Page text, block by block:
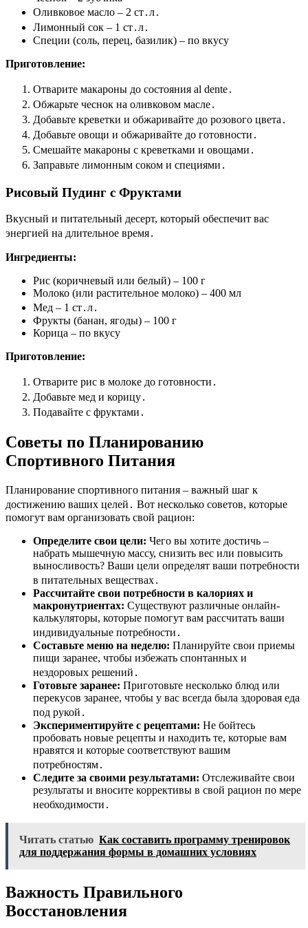
Оливковое масло – 2 ст․л․
Лимонный сок – 1 ст․л․
Специи (соль, перец, базилик) – по вкусу
Приготовление:
Отварите макароны до состояния al dente․
Обжарьте чеснок на оливковом масле․
Добавьте креветки и обжаривайте до розового цвета․
Добавьте овощи и обжаривайте до готовности․
Смешайте макароны с креветками и овощами․
Заправьте лимонным соком и специями․
Рисовый Пудинг с Фруктами
Вкусный и питательный десерт, который обеспечит вас
энергией на длительное время․
Ингредиенты:
Рис (коричневый или белый) – 100 г
Молоко (или растительное молоко) – 400 мл
Мед – 1 ст․л․
Фрукты (банан, ягоды) – 100 г
Корица – по вкусу
Приготовление:
Отварите рис в молоке до готовности․
Добавьте мед и корицу․
Подавайте с фруктами․
Советы по Планированию
Спортивного Питания
Планирование спортивного питания – важный шаг к
достижению ваших целей․ Вот несколько советов, которые
помогут вам организовать свой рацион:
Определите свои цели: Чего вы хотите достичь –
набрать мышечную массу, снизить вес или повысить
выносливость? Ваши цели определят ваши потребности
в питательных веществах․
Рассчитайте свои потребности в калориях и
макронутриентах: Существуют различные онлайн-
калькуляторы, которые помогут вам рассчитать ваши
индивидуальные потребности․
Составьте меню на неделю: Планируйте свои приемы
пищи заранее, чтобы избежать спонтанных и
нездоровых решений․
Готовьте заранее: Приготовьте несколько блюд или
перекусов заранее, чтобы у вас всегда была здоровая еда
под рукой․
Экспериментируйте с рецептами: Не бойтесь
пробовать новые рецепты и находить те, которые вам
нравятся и которые соответствуют вашим
потребностям․
Следите за своими результатами: Отслеживайте свои
результаты и вносите коррективы в свой рацион по мере
необходимости․
Читать статью Как составить программу тренировок
для поддержания формы в домашних условиях
Важность Правильного
Восстановления